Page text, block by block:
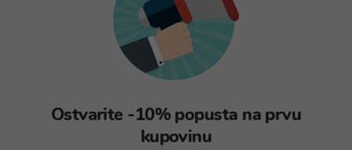
Ostvarite -10% popusta na prvu
kupovinu